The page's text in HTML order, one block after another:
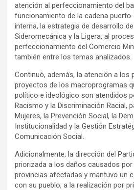
atención al perfeccionamiento del
funcionamiento de la cadena
interna, la estrategia de desarrollo
Sideromecánica y la Ligera, al
perfeccionamiento del Comercio
también entre los temas analizados.
Continuó, además, la atención a los
proyectos de los macroprogramas
político e ideológico son atendidos
Racismo y la Discriminación Racial,
Mujeres, la Prevención Social, la
Institucionalidad y la Gestión
Comunicación Social.
Adicionalmente, la dirección del
priorizada a los daños causados por
provincias afectadas y mantuvo un
con su pueblo, a la realización por